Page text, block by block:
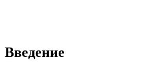
Введение